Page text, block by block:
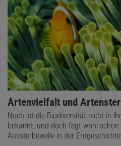
Artenvielfalt und
Noch ist die Biodiversität nicht in
bekannt, und doch fegt wohl
Aussterbewelle in der